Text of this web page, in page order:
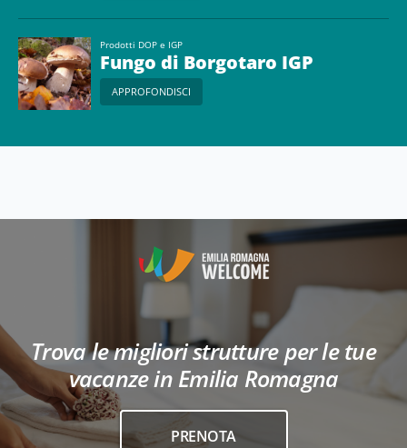
Prodotti DOP e IGP
Fungo di Borgotaro IGP
APPROFONDISCI
Trova le migliori strutture per le tue
vacanze in Emilia Romagna
PRENOTA